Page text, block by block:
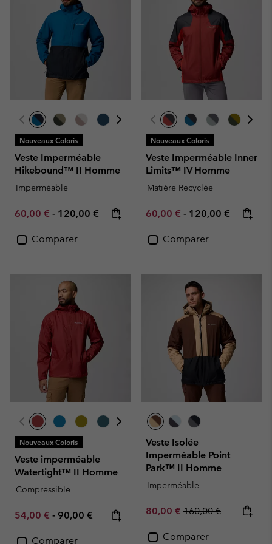
Nouveaux Coloris
Veste Imperméable
Hikebound™ II Homme
Imperméable
Minimum sale price:
60,00 € - Maximum price:
120,00 €
Comparer
Nouveaux Coloris
Veste Imperméable Inner
Limits™ IV Homme
Matière Recyclée
Minimum sale price:
60,00 € - Maximum price:
120,00 €
Comparer
Nouveaux Coloris
Veste imperméable
Watertight™ II Homme
Compressible
Minimum sale price:
54,00 € - Maximum price:
90,00 €
Comparer
Veste Isolée
Imperméable Point
Park™ II Homme
Imperméable
Sale price:
80,00 € Regular price:
160,00 €
Comparer